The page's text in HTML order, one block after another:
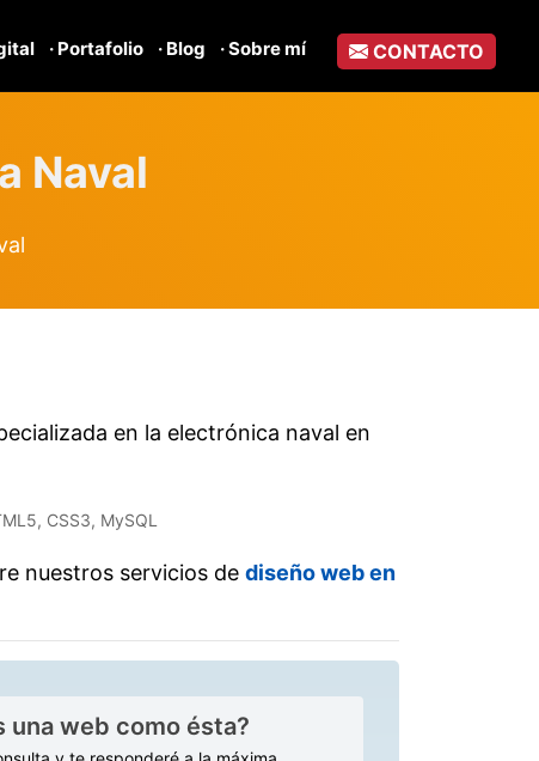
· Portafolio · Blog · Sobre mí CONTACTO
Naval
en la electrónica naval en
CSS3, MySQL
nuestros servicios de diseño web en
una web como ésta?